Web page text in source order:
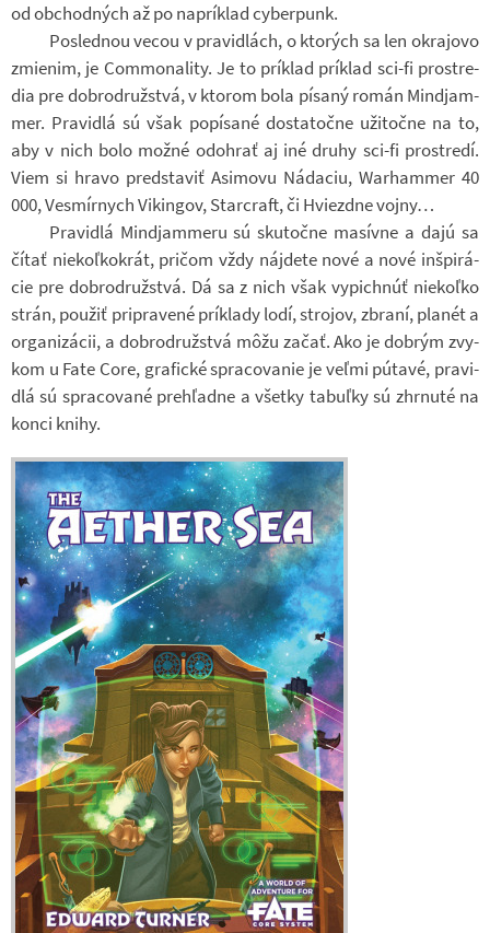
od ob­chod­ných až po na­prí­klad cyber­punk.
Po­sled­nou vecou v pra­vi­dlách, o kto­rých sa len okra­jovo
zmi­e­nim, je Com­mo­na­lity. Je to prí­klad prí­klad sci-​fi pro­stre­
dia pre dob­ro­druž­stvá, v kto­rom bola pí­saný román Min­d­ja­m­
mer. Pra­vi­dlá sú však po­pí­sané do­sta­točne uži­točne na to,
aby v nich bolo možné odo­hrať aj iné druhy sci-​fi pro­stredí.
Viem si hravo pred­sta­viť Asi­movu Ná­da­ciu, War­ha­m­mer 40
000, Vesmír­nych Vi­kin­gov, Star­craft, či Hviezdne vojny…
Pra­vi­dlá Min­d­ja­m­meru sú sku­točne ma­sívne a dajú sa
čítať niekoľko­krát, pri­čom vždy ná­jdete nové a nové inšpi­rá­
cie pre dob­ro­druž­stvá. Dá sa z nich však vy­pich­núť niekoľko
strán, po­u­žiť pri­pra­vené prí­klady lodí, stro­jov, zbraní, pla­nét a
or­ga­ni­zá­cii, a dob­ro­druž­stvá môžu začať. Ako je dob­rým zvy­
kom u Fate Core, gra­fické spra­co­va­nie je veľmi pútavé, pra­vi­
dlá sú spra­co­vané prehľadne a všetky tabuľky sú zhr­nuté na
konci knihy.